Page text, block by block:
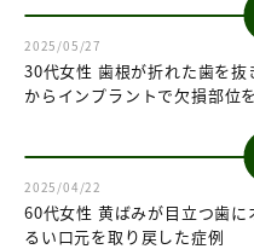
2025/05/27
30代女性 歯根が折れた歯を
からインプラントで欠損部位
2025/04/22
60代女性 黄ばみが目立つ歯
るい口元を取り戻した症例